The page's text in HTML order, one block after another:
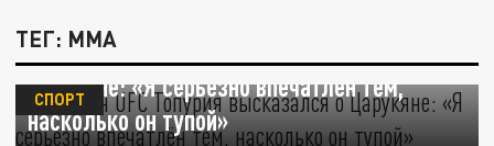
ТЕГ: ММА
Чемпион UFC Топурия высказался о
Царукяне: «Я серьёзно впечатлён тем,
насколько он тупой»
СПОРТ